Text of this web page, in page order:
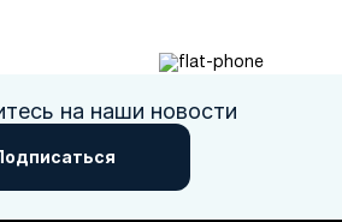
на наши новости